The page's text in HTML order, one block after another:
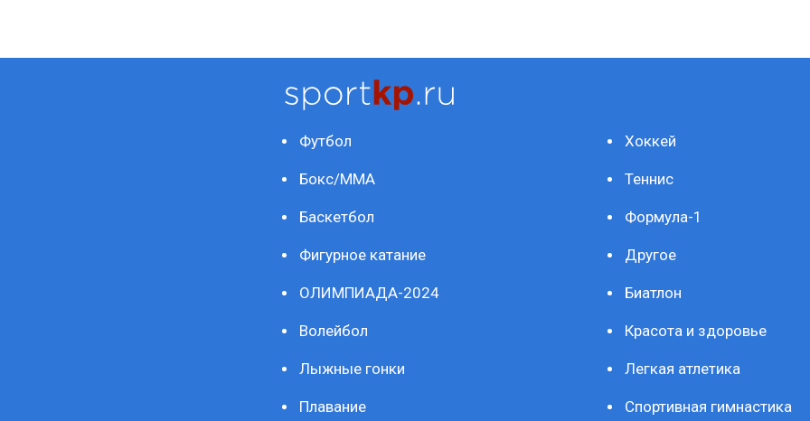
Футбол Хоккей
Бокс/ММА Теннис
Баскетбол Формула-1
Фигурное катание Другое
ОЛИМПИАДА-2024 Биатлон
Волейбол Красота и здоровье
Лыжные гонки Легкая атлетика
Плавание Спортивная гимнастика